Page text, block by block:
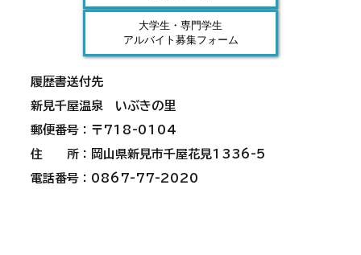
大学生・専門学生
アルバイト募集フォーム
履歴書送付先
新見千屋温泉 いぶきの里
郵便番号：〒718-0104
住 所：岡山県新見市千屋花見1336-5
電話番号：0867-77-2020